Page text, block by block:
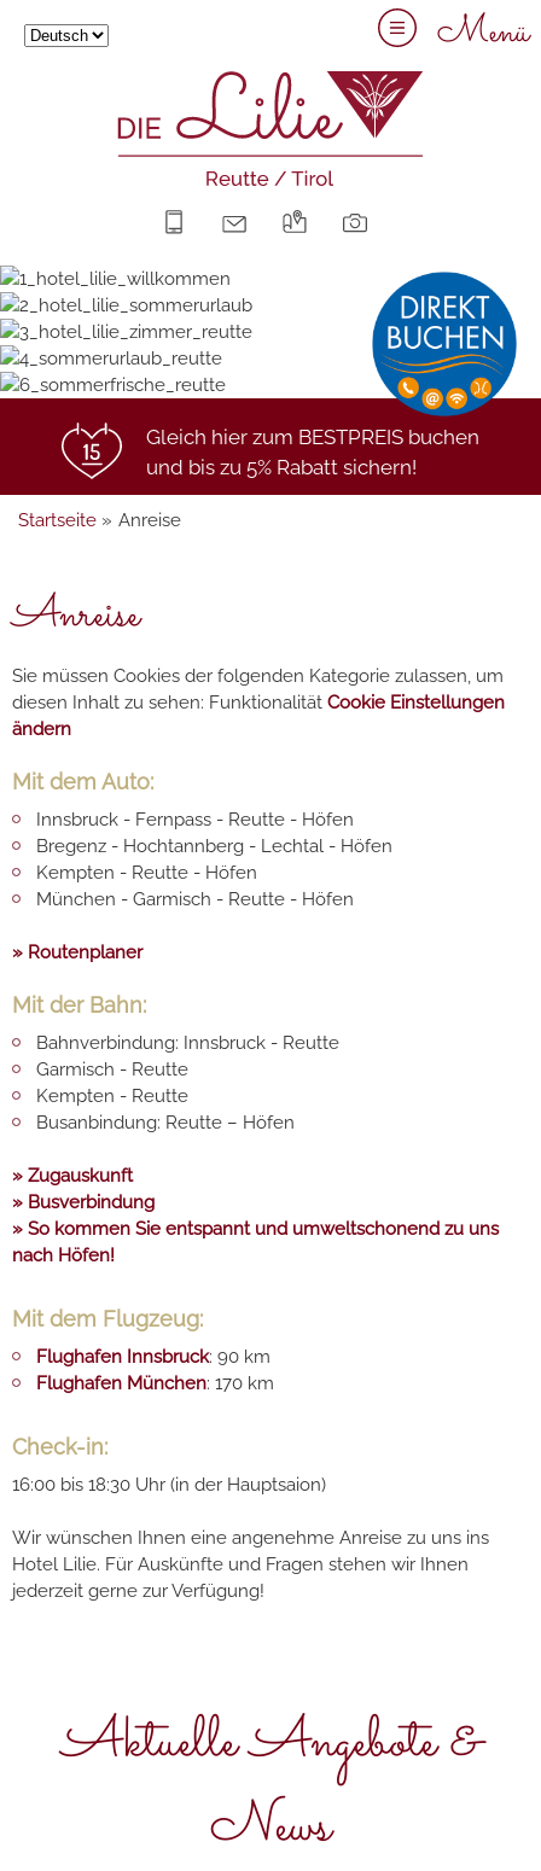
Menü
+43 5672 63211info@hotel-lilie.at
Anreise
Gleich hier zum BESTPREIS buchen
und bis zu 5% Rabatt sichern!
Startseite » Anreise
Anreise
Sie müssen Cookies der folgenden Kategorie zulassen, um
diesen Inhalt zu sehen: Funktionalität Cookie Einstellungen
ändern
Mit dem Auto:
Innsbruck - Fernpass - Reutte - Höfen
Bregenz - Hochtannberg - Lechtal - Höfen
Kempten - Reutte - Höfen
München - Garmisch - Reutte - Höfen
» Routenplaner
Mit der Bahn:
Bahnverbindung: Innsbruck - Reutte
Garmisch - Reutte
Kempten - Reutte
Busanbindung: Reutte – Höfen
» Zugauskunft
» Busverbindung
» So kommen Sie entspannt und umweltschonend zu uns
nach Höfen!
Mit dem Flugzeug:
Flughafen Innsbruck: 90 km
Flughafen München: 170 km
Check-in:
16:00 bis 18:30 Uhr (in der Hauptsaion)
Wir wünschen Ihnen eine angenehme Anreise zu uns ins
Hotel Lilie. Für Auskünfte und Fragen stehen wir Ihnen
jederzeit gerne zur Verfügung!
Aktuelle Angebote &
News